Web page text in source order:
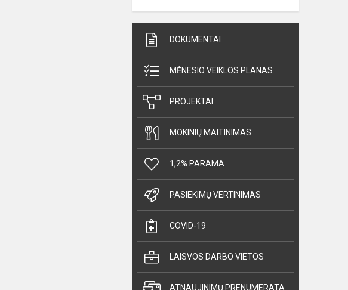
DOKUMENTAI
MĖNESIO VEIKLOS PLANAS
PROJEKTAI
MOKINIŲ MAITINIMAS
1,2% PARAMA
PASIEKIMŲ VERTINIMAS
COVID-19
LAISVOS DARBO VIETOS
ATNAUJINIMŲ PRENUMERATA